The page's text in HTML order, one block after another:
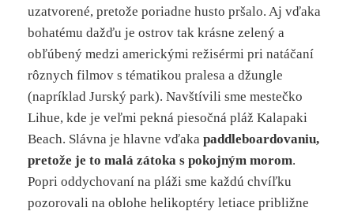
uzatvorené, pretože poriadne husto pršalo. Aj vďaka
bohatému dažďu je ostrov tak krásne zelený a
obľúbený medzi americkými režisérmi pri natáčaní
rôznych filmov s tématikou pralesa a džungle
(napríklad Jurský park). Navštívili sme mestečko
Lihue, kde je veľmi pekná piesočná pláž Kalapaki
Beach. Slávna je hlavne vďakapaddleboardovaniu,
pretože je to malá zátoka s pokojným morom.
Popri oddychovaní na pláži sme každú chvíľku
pozorovali na oblohe helikoptéry letiace približne